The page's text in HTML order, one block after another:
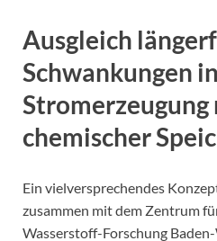
Ausgleich
Schwankungen in
chemischer
Ein vielversprechendes
zusammen mit dem Zentrum
Wasserstoff-Forschung